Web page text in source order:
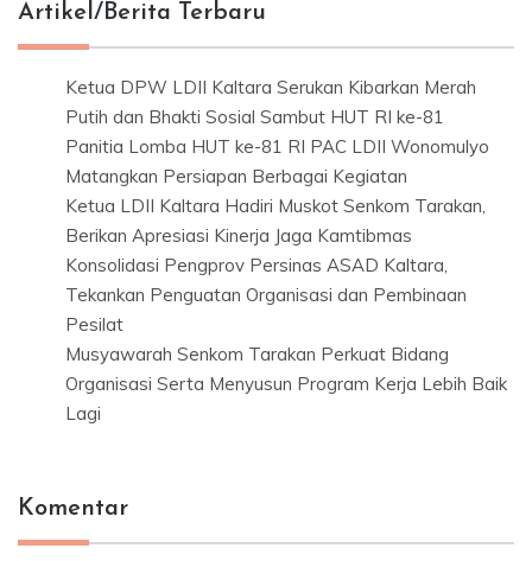
Artikel/Berita Terbaru
Ketua DPW LDII Kaltara Serukan Kibarkan Merah
Putih dan Bhakti Sosial Sambut HUT RI ke-81
Panitia Lomba HUT ke-81 RI PAC LDII Wonomulyo
Matangkan Persiapan Berbagai Kegiatan
Ketua LDII Kaltara Hadiri Muskot Senkom Tarakan,
Berikan Apresiasi Kinerja Jaga Kamtibmas
Konsolidasi Pengprov Persinas ASAD Kaltara,
Tekankan Penguatan Organisasi dan Pembinaan
Pesilat
Musyawarah Senkom Tarakan Perkuat Bidang
Organisasi Serta Menyusun Program Kerja Lebih Baik
Lagi
Komentar